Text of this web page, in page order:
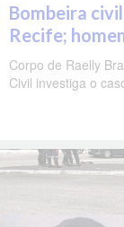
Bombeira
Recife;
Corpo de Raelly
Civil investiga o